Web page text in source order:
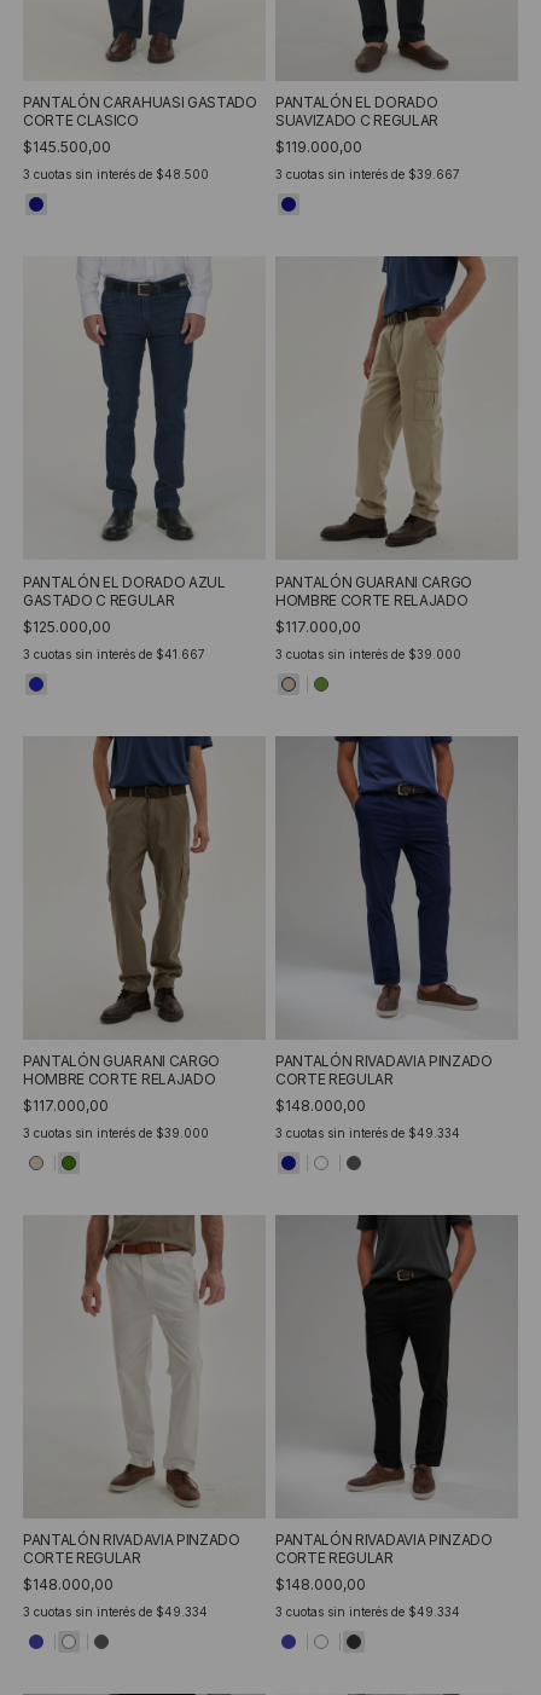
PANTALÓN CARAHUASI GASTADO
CORTE CLASICO
$145.500,00
3 cuotas sin interés de $48.500
PANTALÓN EL DORADO
SUAVIZADO C REGULAR
$119.000,00
3 cuotas sin interés de $39.667
PANTALÓN EL DORADO AZUL
GASTADO C REGULAR
$125.000,00
3 cuotas sin interés de $41.667
PANTALÓN GUARANI CARGO
HOMBRE CORTE RELAJADO
$117.000,00
3 cuotas sin interés de $39.000
PANTALÓN GUARANI CARGO
HOMBRE CORTE RELAJADO
$117.000,00
3 cuotas sin interés de $39.000
PANTALÓN RIVADAVIA PINZADO
CORTE REGULAR
$148.000,00
3 cuotas sin interés de $49.334
PANTALÓN RIVADAVIA PINZADO
CORTE REGULAR
$148.000,00
3 cuotas sin interés de $49.334
PANTALÓN RIVADAVIA PINZADO
CORTE REGULAR
$148.000,00
3 cuotas sin interés de $49.334